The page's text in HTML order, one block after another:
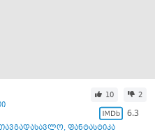
10 2
6.3
, ფანტასტიკა